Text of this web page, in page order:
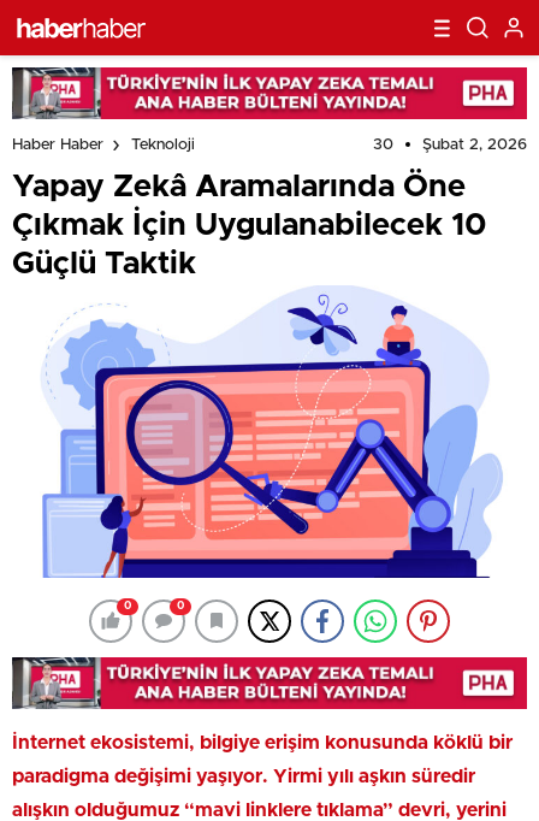
Haber Haber Teknoloji 30 Şubat 2, 2026
Yapay Zekâ Aramalarında Öne
Çıkmak İçin Uygulanabilecek 10
Güçlü Taktik
0 0
İnternet ekosistemi, bilgiye erişim konusunda köklü bir
paradigma değişimi yaşıyor. Yirmi yılı aşkın süredir
alışkın olduğumuz “mavi linklere tıklama” devri, yerini